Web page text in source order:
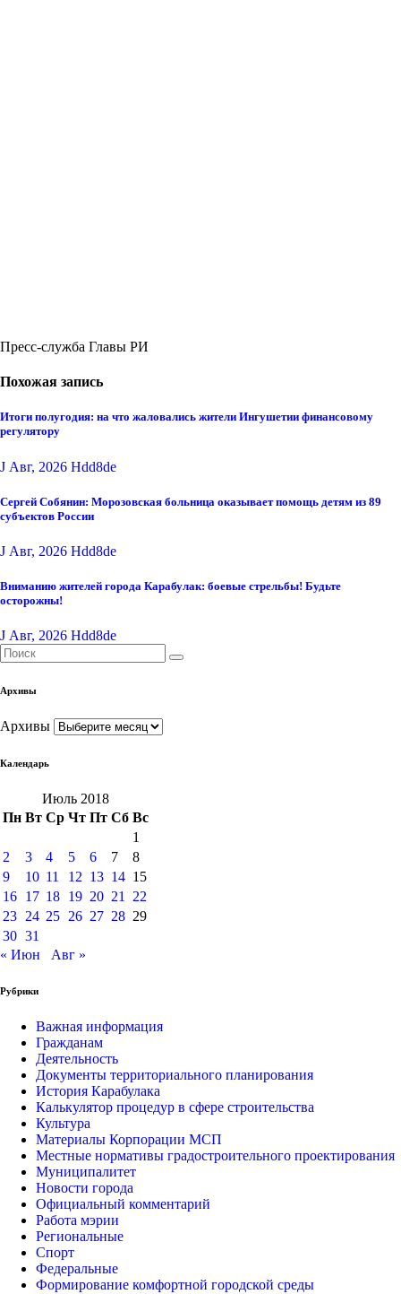
Пресс-служба Главы РИ
Похожая запись
Итоги полугодия: на что жаловались жители Ингушетии финансовому
регулятору
J Авг, 2026 Hdd8de
Сергей Собянин: Морозовская больница оказывает помощь детям из 89
субъектов России
J Авг, 2026 Hdd8de
Вниманию жителей города Карабулак: боевые стрельбы! Будьте
осторожны!
J Авг, 2026 Hdd8de
Архивы
Архивы
Календарь
Июль 2018
Пн Вт Ср Чт Пт Сб Вс
1
2
3 4 5 6 7
8
9
10 11 12 13 14 15
16 17 18 19 20 21
22
23 24 25 26 27 28 29
30 31
« Июн
Авг »
Рубрики
Важная информация
Гражданам
Деятельность
Документы территориального планирования
История Карабулака
Калькулятор процедур в сфере строительства
Культура
Материалы Корпорации МСП
Местные нормативы градостроительного проектирования
Муниципалитет
Новости города
Официальный комментарий
Работа мэрии
Региональные
Спорт
Федеральные
Формирование комфортной городской среды